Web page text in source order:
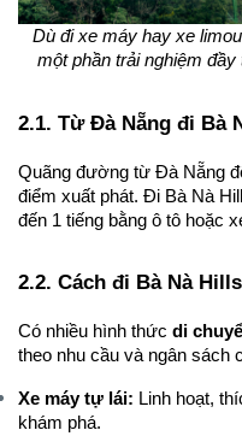
Dù đi xe máy hay xe
một phần trải nghiệm
2.1. Từ Đà Nẵng đi Bà
Quãng đường từ Đà Nẵng
điểm xuất phát. Đi Bà Nà
đến 1 tiếng bằng ô tô hoặc
2.2. Cách đi Bà Nà
Có nhiều hình thức di
theo nhu cầu và ngân sách
Xe máy tự lái: Linh hoạt,
khám phá.